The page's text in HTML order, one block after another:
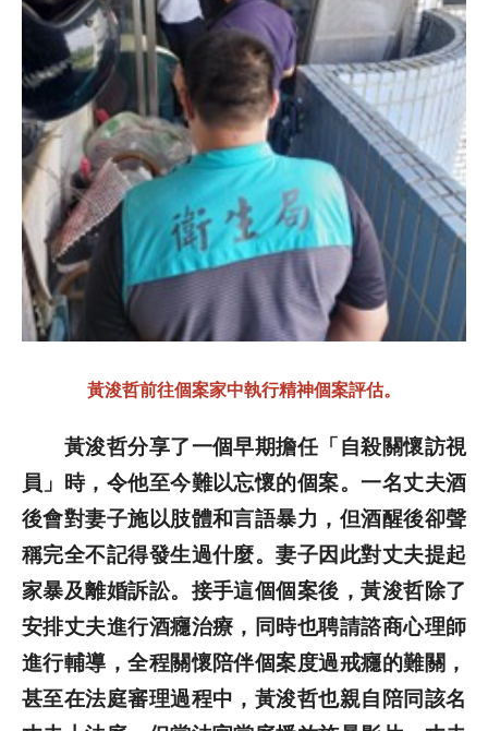
黃浚哲前往個案家中執行精神個案評估。
黃浚哲分享了一個早期擔任「自殺關懷訪視
員」時，令他至今難以忘懷的個案。一名丈夫酒
後會對妻子施以肢體和言語暴力，但酒醒後卻聲
稱完全不記得發生過什麼。妻子因此對丈夫提起
家暴及離婚訴訟。接手這個個案後，黃浚哲除了
安排丈夫進行酒癮治療，同時也聘請諮商心理師
進行輔導，全程關懷陪伴個案度過戒癮的難關，
甚至在法庭審理過程中，黃浚哲也親自陪同該名